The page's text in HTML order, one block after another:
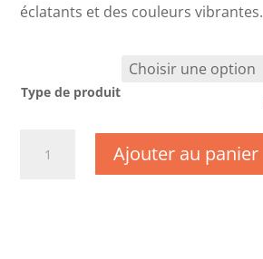
éclatants et des couleurs vibrantes.
Type de produit
Ajouter au panier